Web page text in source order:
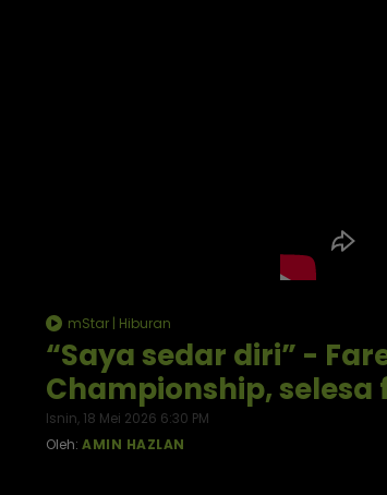
mStar | Hiburan
“Saya sedar diri” -
Championship,
Isnin, 18 Mei 2026 6:30 PM
Oleh: AMIN HAZLAN